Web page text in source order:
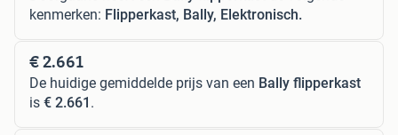
kenmerken: Flipperkast, Bally, Elektronisch.
€ 2.661
De huidige gemiddelde prijs van een Bally flipperkast
is € 2.661 .